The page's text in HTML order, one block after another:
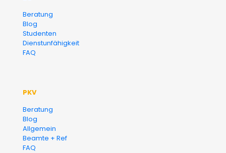
Beratung
Blog
Studenten
Dienstunfähigkeit
FAQ
PKV
Beratung
Blog
Allgemein
Beamte + Ref
FAQ